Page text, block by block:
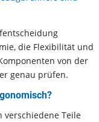
die Flexibilität und
von der
genau prüfen.
verschiedene Teile